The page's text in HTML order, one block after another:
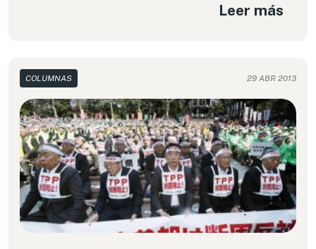
Leer más
COLUMNAS 29 ABR 2013